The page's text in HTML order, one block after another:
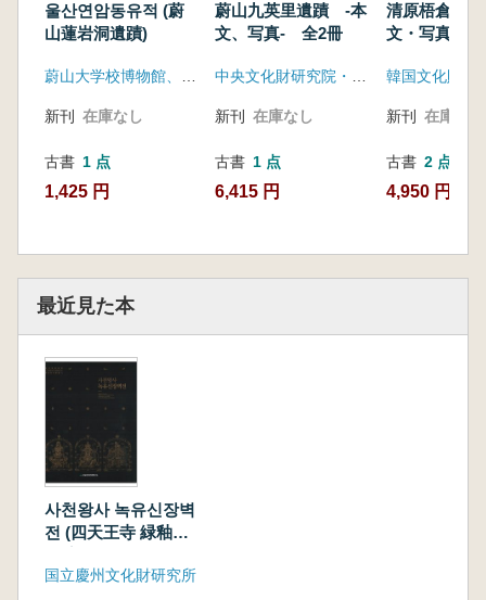
울산연암동유적 (蔚
山蓮岩洞遺蹟)
新刊 在庫なし
古書 1 点
1,425 円
蔚山九英里遺蹟 -本
文、写真- 全2冊
新刊 在庫なし
古書 1 点
6,415 円
清原梧倉遺
文・写真
韓国文化財保
新刊 在庫なし
古書 2 点
4,950 円~
最近見た本
사천왕사 녹유신장벽
전 (四天王寺 緑釉神
国立慶州文化財研究所